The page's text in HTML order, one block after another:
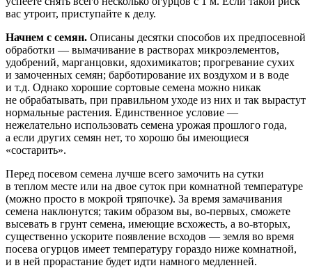
вас утроит, приступайте к делу.
Начнем с семян. Описаны десятки способов их предпосевной
обработки — вымачивание в растворах микроэлементов,
удобрений, марганцовки, ядохимикатов; прогревание сухих
и замоченных семян; барботирование их воздухом и в воде
и т.д. Однако хорошие сортовые семена можно никак
не обрабатывать, при правильном уходе из них и так вырастут
нормальные растения. Единственное условие —
нежелательно использовать семена урожая прошлого года,
а если других семян нет, то хорошо бы имеющиеся
«состарить».
Перед посевом семена лучше всего замочить на сутки
в теплом месте или на двое суток при комнатной температуре
(можно просто в мокрой тряпочке). За время замачивания
семена наклюнутся; таким образом вы, во-первых, сможете
высевать в грунт семена, имеющие всхожесть, а во-вторых,
существенно ускорите появление всходов — земля во время
посева огурцов имеет температуру гораздо ниже комнатной,
и в ней прорастание будет идти намного медленней.